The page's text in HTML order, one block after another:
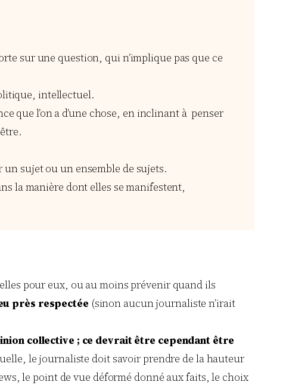
sur une question, qui n’implique pas que ce
intellectuel.
que l’on a d’une chose, en inclinant à penser
un sujet ou un ensemble de sujets.
la manière dont elles se manifestent,
pour eux, ou au moins prévenir quand ils
près respectée (sinon aucun journaliste n’irait
collective ; ce devrait être cependant être
le journaliste doit savoir prendre de la hauteur
le point de vue déformé donné aux faits, le choix